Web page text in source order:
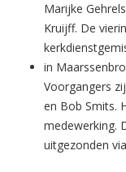
Marijke
Kruijff. De
in
Voorgangers
en Bob Smits.
medewerking.
uitgezonden